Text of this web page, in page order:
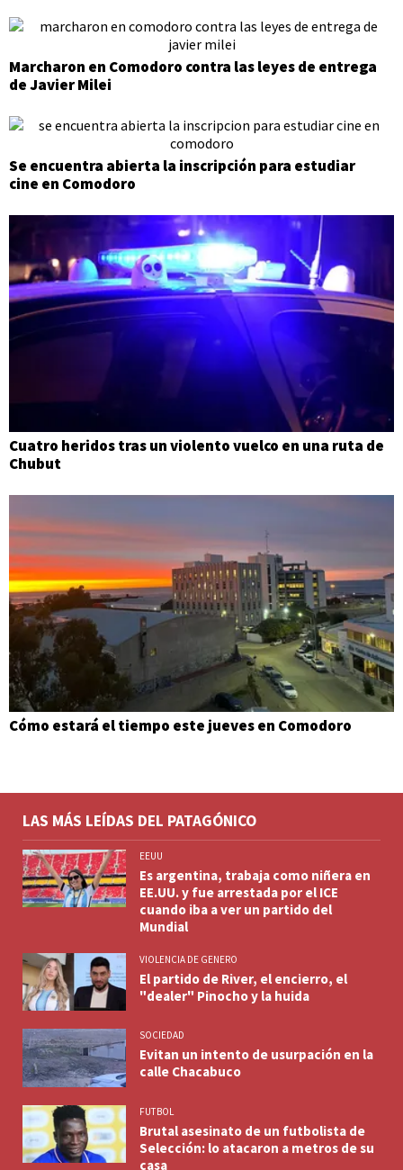
Marcharon en Comodoro contra las leyes de entrega
de Javier Milei
Se encuentra abierta la inscripción para estudiar
cine en Comodoro
Cuatro heridos tras un violento vuelco en una ruta de
Chubut
Cómo estará el tiempo este jueves en Comodoro
LAS MÁS LEÍDAS DEL PATAGÓNICO
EEUU
Es argentina, trabaja como niñera en
EE.UU. y fue arrestada por el ICE
cuando iba a ver un partido del
Mundial
VIOLENCIA DE GENERO
El partido de River, el encierro, el
"dealer" Pinocho y la huida
SOCIEDAD
Evitan un intento de usurpación en la
calle Chacabuco
FUTBOL
Brutal asesinato de un futbolista de
Selección: lo atacaron a metros de su
casa